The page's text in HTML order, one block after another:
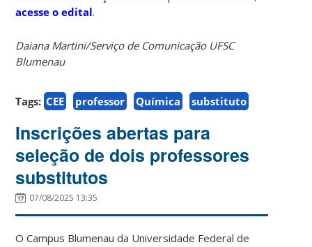
acesse o edital.
Daiana Martini/Serviço de Comunicação UFSC
Blumenau
Tags: CEE professor Química substituto
Inscrições abertas para
seleção de dois professores
substitutos
07/08/2025 13:35
O Campus Blumenau da Universidade Federal de